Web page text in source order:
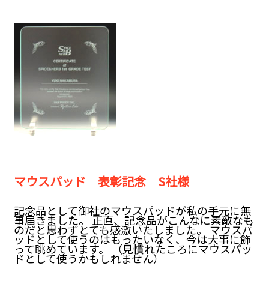
マウスパッド 表彰記念 S社様
記念品として御社のマウスパッドが私の手元に無
事届きました。 正直、記念品がこんなに素敵なも
のだと思わずとても感激いたしました。 マウスパ
ッドとして使うのはもったいなく、今は大事に飾
って眺めています。 （見慣れたころにマウスパッ
ドとして使うかもしれません）